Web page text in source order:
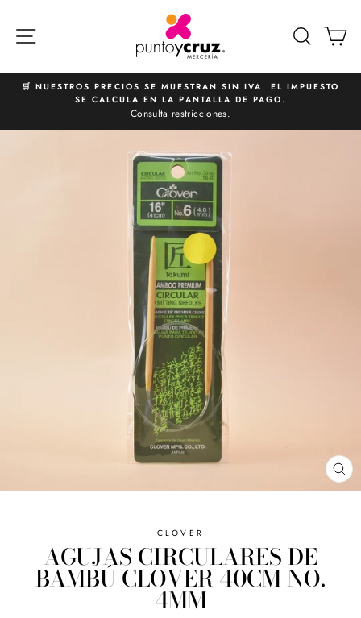
directamente
diapositivas
🛒 NUESTROS PRECIOS SE MUESTRAN SIN IVA. EL IMPUESTO
SE CALCULA EN LA PANTALLA DE PAGO.
Consulta restricciones.
CLOVER
AGUJAS CIRCULARES DE
BAMBÚ CLOVER 40CM NO.
4MM